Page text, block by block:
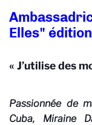
Elles"
« J’utilise des
Passionnée de
Cuba, Miraine